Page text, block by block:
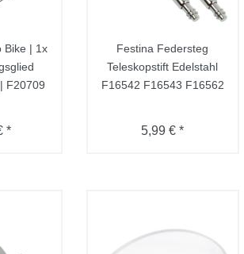
Bike | 1x
F20709
*
Festina Federsteg
Teleskopstift Edelstahl
F16542 F16543 F16562
5,99 € *